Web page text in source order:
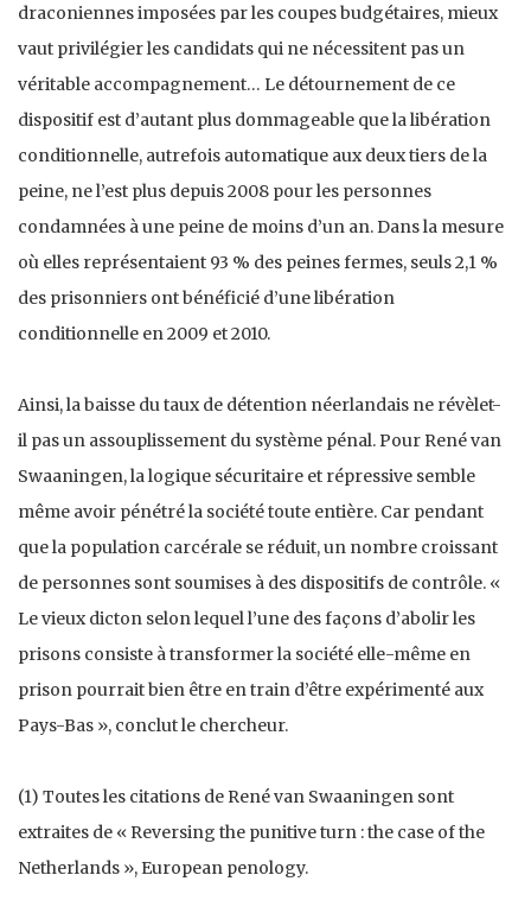
draconiennes imposées par les coupes budgétaires, mieux
vaut privilégier les candidats qui ne nécessitent pas un
véritable accompagnement… Le détournement de ce
dispositif est d’autant plus dommageable que la libération
conditionnelle, autrefois automatique aux deux tiers de la
peine, ne l’est plus depuis 2008 pour les personnes
condamnées à une peine de moins d’un an. Dans la mesure
où elles représentaient 93 % des peines fermes, seuls 2,1 %
des prisonniers ont bénéficié d’une libération
conditionnelle en 2009 et 2010.
Ainsi, la baisse du taux de détention néerlandais ne révèlet-
il pas un assouplissement du système pénal. Pour René van
Swaaningen, la logique sécuritaire et répressive semble
même avoir pénétré la société toute entière. Car pendant
que la population carcérale se réduit, un nombre croissant
de personnes sont soumises à des dispositifs de contrôle. «
Le vieux dicton selon lequel l’une des façons d’abolir les
prisons consiste à transformer la société elle-même en
prison pourrait bien être en train d’être expérimenté aux
Pays-Bas », conclut le chercheur.
(1) Toutes les citations de René van Swaaningen sont
extraites de « Reversing the punitive turn : the case of the
Netherlands », European penology.